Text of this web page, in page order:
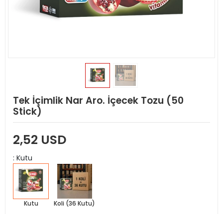
Tek İçimlik Nar Aro. İçecek Tozu (50
Stick)
2,52 USD
: Kutu
Kutu Koli (36 Kutu)